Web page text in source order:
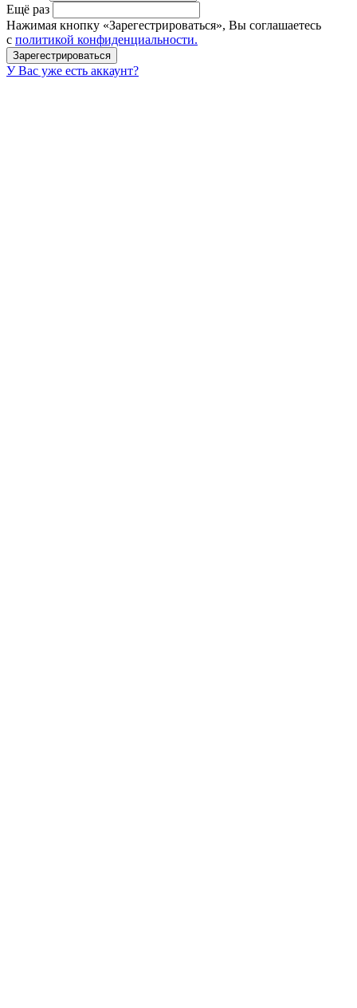
Ещё раз
Нажимая кнопку «Зарегестрироваться», Вы соглашаетесь
с политикой конфиденциальности.
У Вас уже есть аккаунт?